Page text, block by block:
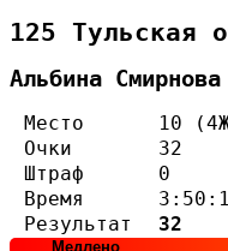
125 Тульская
Альбина Смирнова
Место 10
Очки
32
Штраф
0
Время
Результат
32
Медлено